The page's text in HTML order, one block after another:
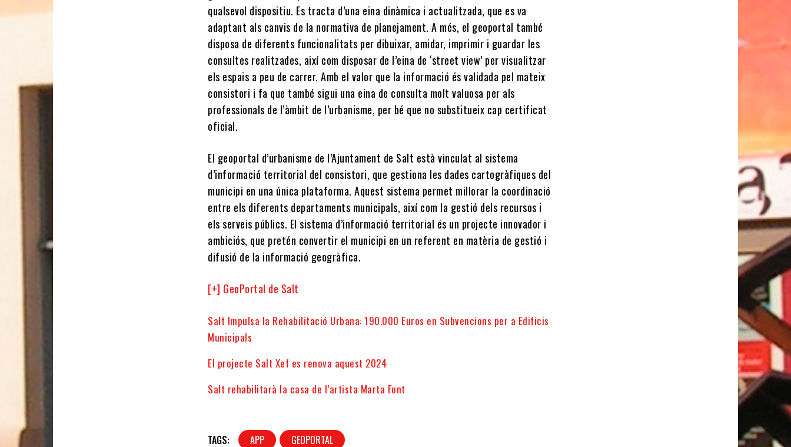
qualsevol dispositiu. Es tracta d’una eina dinàmica i actualitzada, que es va
adaptant als canvis de la normativa de planejament. A més, el geoportal també
disposa de diferents funcionalitats per dibuixar, amidar, imprimir i guardar les
consultes realitzades, així com disposar de l’eina de ‘street view’ per visualitzar
els espais a peu de carrer. Amb el valor que la informació és validada pel mateix
consistori i fa que també sigui una eina de consulta molt valuosa per als
professionals de l’àmbit de l’urbanisme, per bé que no substitueix cap certificat
oficial.
El geoportal d’urbanisme de l’Ajuntament de Salt està vinculat al sistema
d’informació territorial del consistori, que gestiona les dades cartogràfiques del
municipi en una única plataforma. Aquest sistema permet millorar la coordinació
entre els diferents departaments municipals, així com la gestió dels recursos i
els serveis públics. El sistema d’informació territorial és un projecte innovador i
ambiciós, que pretén convertir el municipi en un referent en matèria de gestió i
difusió de la informació geogràfica.
[+] GeoPortal de Salt
Salt Impulsa la Rehabilitació Urbana: 190.000 Euros en Subvencions per a Edificis
Municipals
El projecte Salt Xef es renova aquest 2024
Salt rehabilitarà la casa de l’artista Marta Font
TAGS: APP GEOPORTAL